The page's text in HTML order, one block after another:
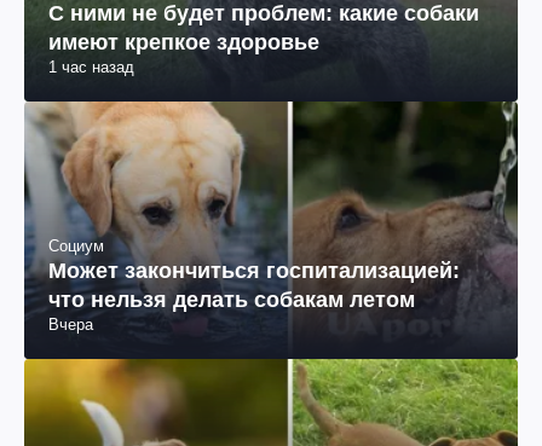
С ними не будет проблем: какие собаки
имеют крепкое здоровье
1 час назад
Социум
Может закончиться госпитализацией:
что нельзя делать собакам летом
Вчера